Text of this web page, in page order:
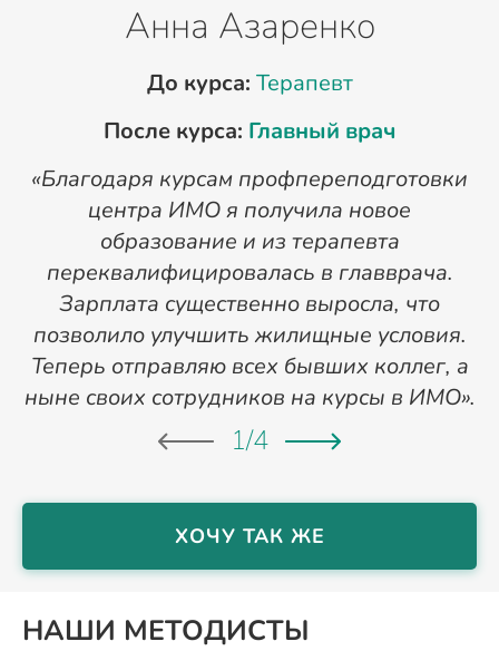
Анна Азаренко
До курса: Терапевт
После курса: Главный врач
«Благодаря курсам профпереподготовки
центра ИМО я получила новое
образование и из терапевта
переквалифицировалась в главврача.
Зарплата существенно выросла, что
позволило улучшить жилищные условия.
Теперь отправляю всех бывших коллег, а
ныне своих сотрудников на курсы в ИМО».
1/4
ХОЧУ ТАК ЖЕ
НАШИ МЕТОДИСТЫ